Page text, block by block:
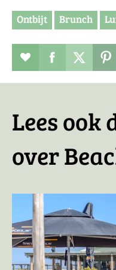
Ontbijt Brunch
RestaurantDeel dit op
Lees ook
over